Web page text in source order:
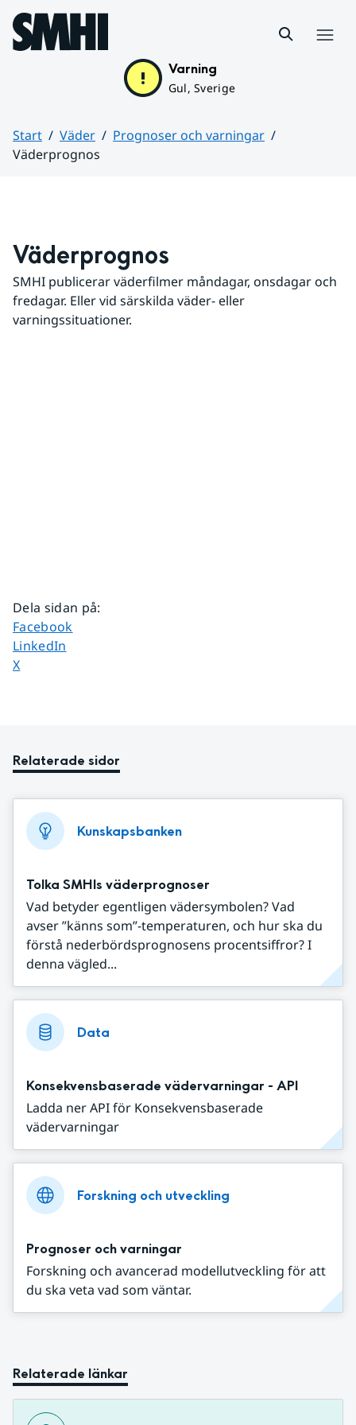
Hoppa till sidans innehåll
Varning
Gul, Sverige
Start Väder
Prognoser och varningar
Väderprognos
Väderprognos
SMHI publicerar väderfilmer måndagar, onsdagar och
fredagar. Eller vid särskilda väder- eller
varningssituationer.
Dela sidan på:
Dela sidan på
Facebook
Dela sidan på
LinkedIn
Dela sidan på
X
Relaterade sidor
Kunskapsbanken
Tolka SMHIs väderprognoser
Vad betyder egentligen vädersymbolen? Vad
avser ”känns som”-temperaturen, och hur ska du
förstå nederbördsprognosens procentsiffror? I
denna vägled...
Data
Konsekvensbaserade vädervarningar - API
Ladda ner API för Konsekvensbaserade
vädervarningar
Forskning och utveckling
Prognoser och varningar
Forskning och avancerad modellutveckling för att
du ska veta vad som väntar.
Relaterade länkar